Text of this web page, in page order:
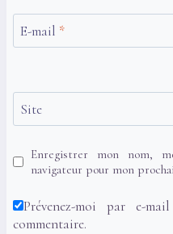
E-mail *
Site
Enregistrer mon nom,
navigateur pour mon
Prévenez-moi par e-
commentaire.